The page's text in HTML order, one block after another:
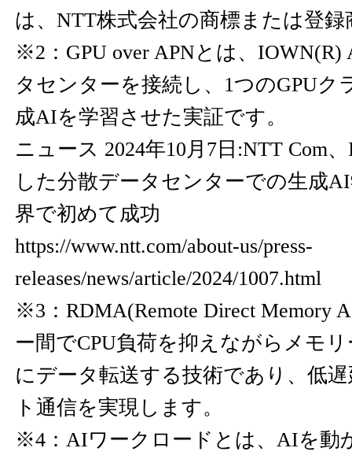
は、NTT株式会社の商標または登録
※2：GPU over APNとは、IOWN(R)
タセンターを接続し、1つのGPUク
成AIを学習させた実証です。
ニュース 2024年10月7日:NTT Com
した分散データセンターでの生成
界で初めて成功
https://www.ntt.com/about-us/press-
releases/news/article/2024/1007.html
※3：RDMA(Remote Direct Memory
ー間でCPU負荷を抑えながらメモ
にデータ転送する技術であり、低
ト通信を実現します。
※4：AIワークロードとは、AIを動